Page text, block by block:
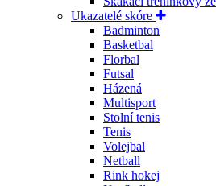
Ukazatelé skóre
Badminton
Basketbal
Florbal
Futsal
Házená
Multisport
Stolní tenis
Tenis
Volejbal
Netball
Rink hokej